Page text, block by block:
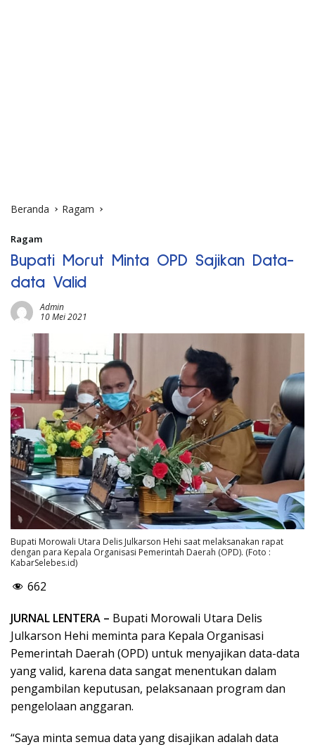
Beranda Ragam
Ragam
Bupati Morut Minta OPD Sajikan Data-
data Valid
Admin
10 Mei 2021
Bupati Morowali Utara Delis Julkarson Hehi saat melaksanakan rapat
dengan para Kepala Organisasi Pemerintah Daerah (OPD). (Foto :
KabarSelebes.id)
662
JURNAL LENTERA – Bupati Morowali Utara Delis
Julkarson Hehi meminta para Kepala Organisasi
Pemerintah Daerah (OPD) untuk menyajikan data-data
yang valid, karena data sangat menentukan dalam
pengambilan keputusan, pelaksanaan program dan
pengelolaan anggaran.
“Saya minta semua data yang disajikan adalah data